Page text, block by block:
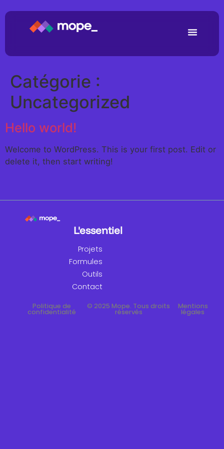
Catégorie :
Uncategorized
Hello world!
Welcome to WordPress. This is your first post. Edit or
delete it, then start writing!
L'essentiel
Projets
Formules
Outils
Contact
Politique de
confidentialité
© 2025 Mope. Tous droits
réservés
Mentions
légales